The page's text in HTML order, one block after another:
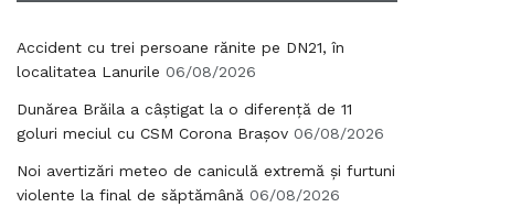
Accident cu trei persoane rănite pe DN21, în
localitatea Lanurile 06/08/2026
Dunărea Brăila a câștigat la o diferență de 11
goluri meciul cu CSM Corona Brașov 06/08/2026
Noi avertizări meteo de caniculă extremă și furtuni
violente la final de săptămână 06/08/2026